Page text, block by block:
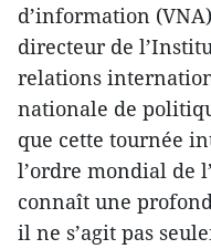
d’information
directeur de
relations
nationale de
que cette tournée
l’ordre mondial de
connaît une
il ne s’agit pas